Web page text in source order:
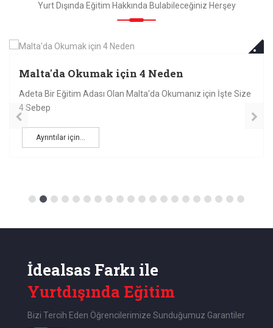
Yurt Dışında Eğitim Hakkında Bulabileceğiniz Herşey
20
Malta'da Okumak için 4 Neden
Adeta Bir Eğitim Adası Olan Malta'da Okumanız için İşte Size
4 Sebep
Ayrıntılar için...
İdealsas Farkı ile
Yurtdışında Eğitim
Bizi Tercih Eden Öğrencilerimize Sunduğumuz Garantiler